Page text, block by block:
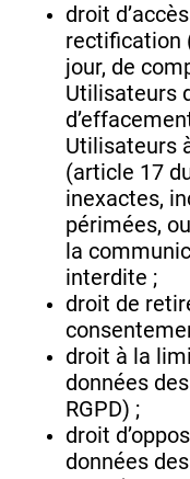
droit
rectification
jour, de
Utilisateurs
Utilisateurs
(article 17
inexactes,
périmées,
la
interdite ;
droit de
droit à la
données
RGPD) ;
droit
données